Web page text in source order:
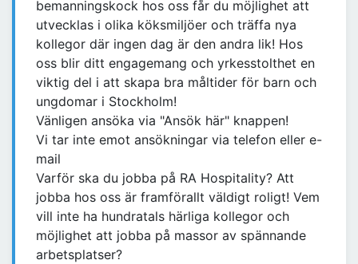
bemanningskock hos oss får du möjlighet att
utvecklas i olika köksmiljöer och träffa nya
kollegor där ingen dag är den andra lik! Hos
oss blir ditt engagemang och yrkesstolthet en
viktig del i att skapa bra måltider för barn och
ungdomar i Stockholm!
Vänligen ansöka via "Ansök här" knappen!
Vi tar inte emot ansökningar via telefon eller e-
mail
Varför ska du jobba på RA Hospitality? Att
jobba hos oss är framförallt väldigt roligt! Vem
vill inte ha hundratals härliga kollegor och
möjlighet att jobba på massor av spännande
arbetsplatser?